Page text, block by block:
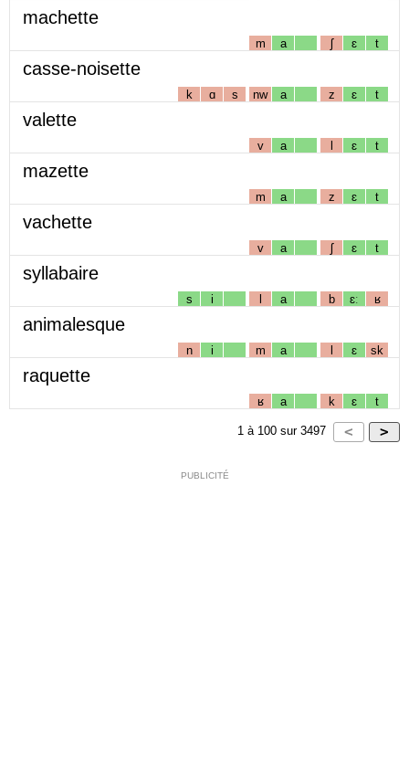
machette
m a ʃ ɛ t
casse-noisette
k ɑ s nw a z ɛ t
valette
v a l ɛ t
mazette
m a z ɛ t
vachette
v a ʃ ɛ t
syllabaire
s i l a b ɛː ʁ
animalesque
n i m a l ɛ sk
raquette
ʁ a k ɛ t
1 à 100 sur 3497
PUBLICITÉ